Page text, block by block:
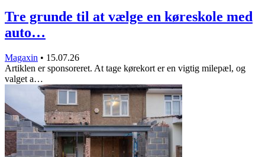
Tre grunde til at vælge en køreskole med
auto…
Magaxin • 15.07.26
Artiklen er sponsoreret. At tage kørekort er en vigtig milepæl, og
valget a…